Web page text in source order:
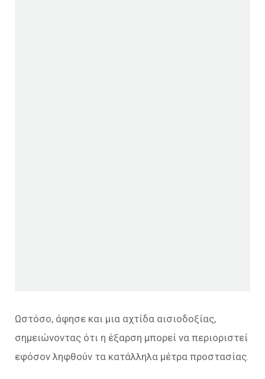
Ωστόσο, άφησε και μια αχτίδα αισιοδοξίας,
σημειώνοντας ότι η έξαρση μπορεί να περιοριστεί
εφόσον ληφθούν τα κατάλληλα μέτρα προστασίας.